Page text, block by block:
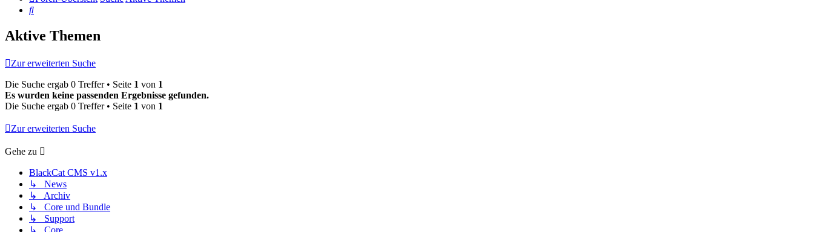
Suche
Aktive Themen
Zur erweiterten Suche
Die Suche ergab 0 Treffer • Seite 1 von 1
Es wurden keine passenden Ergebnisse gefunden.
Die Suche ergab 0 Treffer • Seite 1 von 1
Zur erweiterten Suche
Gehe zu
BlackCat CMS v1.x
↳ News
↳ Archiv
↳ Core und Bundle
↳ Support